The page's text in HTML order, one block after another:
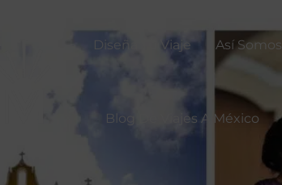
Diseña Tu Viaje Así Somos
Blog De Viajes A México